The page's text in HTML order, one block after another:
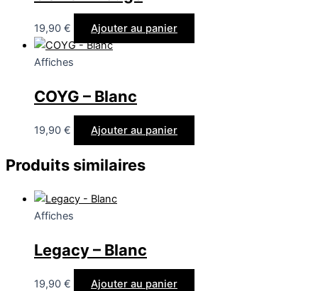
19,90 € Ajouter au panier
Affiches
COYG – Blanc
19,90 € Ajouter au panier
Produits similaires
Affiches
Legacy – Blanc
19,90 € Ajouter au panier